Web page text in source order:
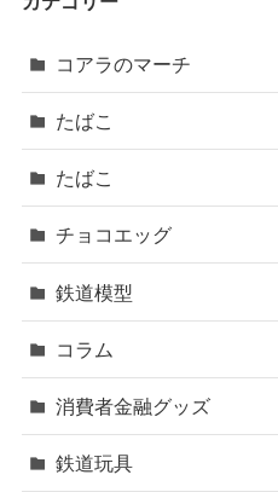
コアラのマーチ
たばこ
たばこ
チョコエッグ
鉄道模型
コラム
消費者金融グッズ
鉄道玩具